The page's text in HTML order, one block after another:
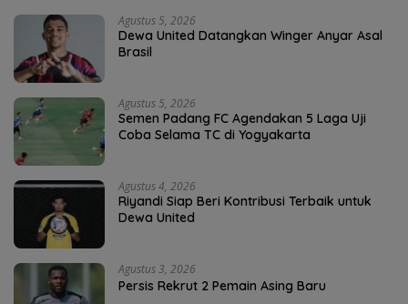
Agustus 5, 2026
Dewa United Datangkan Winger Anyar Asal
Brasil
Agustus 5, 2026
Semen Padang FC Agendakan 5 Laga Uji
Coba Selama TC di Yogyakarta
Agustus 4, 2026
Riyandi Siap Beri Kontribusi Terbaik untuk
Dewa United
Agustus 3, 2026
Persis Rekrut 2 Pemain Asing Baru